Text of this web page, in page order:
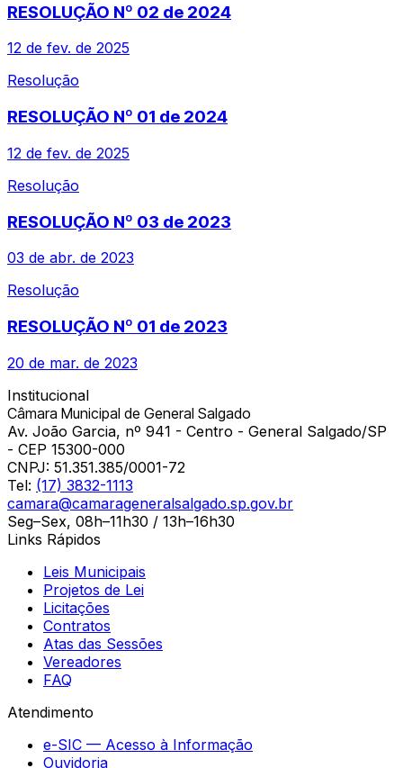
RESOLUÇÃO Nº 02 de 2024
12 de fev. de 2025
Resolução
RESOLUÇÃO Nº 01 de 2024
12 de fev. de 2025
Resolução
RESOLUÇÃO Nº 03 de 2023
03 de abr. de 2023
Resolução
RESOLUÇÃO Nº 01 de 2023
20 de mar. de 2023
Institucional
Câmara Municipal de General Salgado
Av. João Garcia, nº 941 - Centro - General Salgado/SP
- CEP 15300-000
CNPJ: 51.351.385/0001-72
Tel: (17) 3832-1113
camara@camarageneralsalgado.sp.gov.br
Seg–Sex, 08h–11h30 / 13h–16h30
Links Rápidos
Leis Municipais
Projetos de Lei
Licitações
Contratos
Atas das Sessões
Vereadores
FAQ
Atendimento
e-SIC — Acesso à Informação
Ouvidoria